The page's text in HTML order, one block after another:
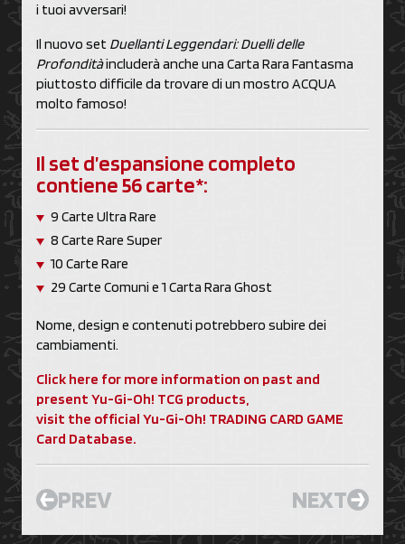
i tuoi avversari!
Il nuovo set Duellanti Leggendari: Duelli delle
Profonditàincluderà anche una Carta Rara Fantasma
piuttosto difficile da trovare di un mostro ACQUA
molto famoso!
Il set d’espansione completo
contiene 56 carte*:
9 Carte Ultra Rare
8 Carte Rare Super
10 Carte Rare
29 Carte Comuni e 1 Carta Rara Ghost
Nome, design e contenuti potrebbero subire dei
cambiamenti.
Click here for more information on past and
present Yu-Gi-Oh! TCG products,
visit the official Yu-Gi-Oh! TRADING CARD GAME
Card Database.
PREV NEXT